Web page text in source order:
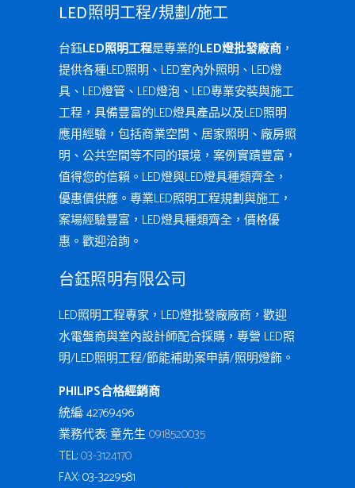
LED照明工程/規劃/施工
台鈺LED照明工程是專業的LED燈批發廠商 ，
提供各種LED照明、LED室內外照明、LED燈
具、LED燈管、LED燈泡、LED專業安裝與施工
工程，具備豐富的LED燈具產品以及LED照明
應用經驗，包括商業空間、居家照明、廠房照
明、公共空間等不同的環境，案例實蹟豐富，
值得您的信賴。LED燈與LED燈具種類齊全，
優惠價供應。專業LED照明工程規劃與施工，
案場經驗豐富，LED燈具種類齊全，價格優
惠。歡迎洽詢。
台鈺照明有限公司
LED照明工程專家，LED燈批發廠廠商，歡迎
水電盤商與室內設計師配合採購，專營 LED照
明/LED照明工程/節能補助案申請/照明燈飾。
PHILIPS合格經銷商
統編: 42769496
業務代表: 童先生0918520035
TEL:03-3124170
FAX: 03-3229581